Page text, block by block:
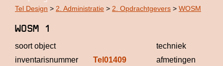
Tel Design > 2. Administratie > 2. Opdrachtgevers > WOSM
WOSM 1
soort object
techniek
inventarisnummer
Tel01409 afmetingen